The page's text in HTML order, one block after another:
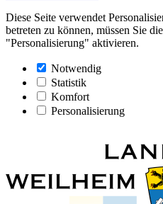
Diese Seite verwendet
betreten zu können, müssen Sie
"Personalisierung" aktivieren.
Notwendig
Statistik
Komfort
Personalisierung